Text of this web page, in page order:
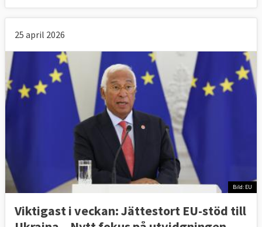
25 april 2026
Bild: EU
Viktigast i veckan: Jättestort EU-stöd till